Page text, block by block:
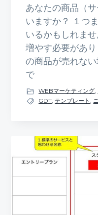
あなたの商品（
いますか？ １つ
いるかもしれま
増やす必要があ
の商品が売れな
で
WEBマーケティング,
GDT, テンプレート,